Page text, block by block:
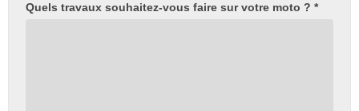
Quels travaux souhaitez-vous faire sur votre moto ? *